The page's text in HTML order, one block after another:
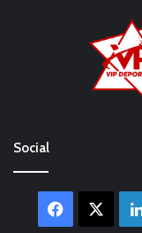
Social
Facebook